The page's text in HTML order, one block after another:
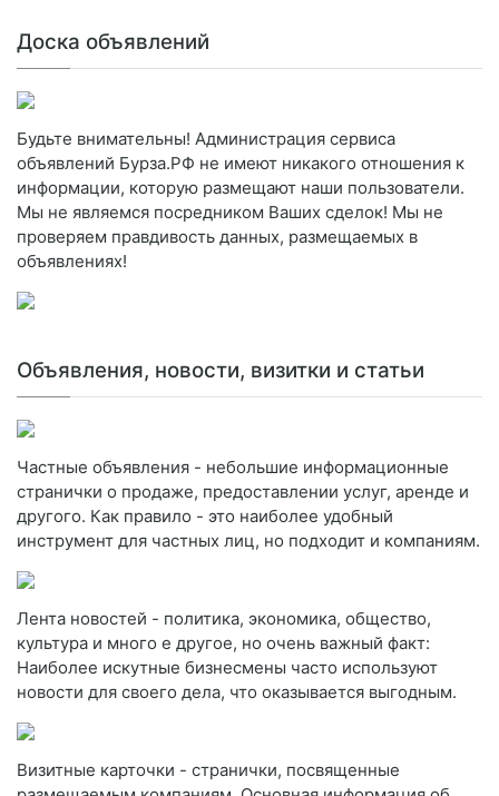
Доска объявлений
Будьте внимательны! Администрация сервиса
объявлений Бурза.РФ не имеют никакого отношения к
информации, которую размещают наши пользователи.
Мы не являемся посредником Ваших сделок! Мы не
проверяем правдивость данных, размещаемых в
объявлениях!
Объявления, новости, визитки и статьи
Частные объявления - небольшие информационные
странички о продаже, предоставлении услуг, аренде и
другого. Как правило - это наиболее удобный
инструмент для частных лиц, но подходит и компаниям.
Лента новостей - политика, экономика, общество,
культура и много е другое, но очень важный факт:
Наиболее искутные бизнесмены часто используют
новости для своего дела, что оказывается выгодным.
Визитные карточки - странички, посвященные